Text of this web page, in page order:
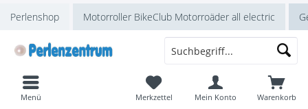
Perlenshop Motorroller BikeClub Motorroäder all electric
Warenkorb
Merkzettel Mein Konto
Menü